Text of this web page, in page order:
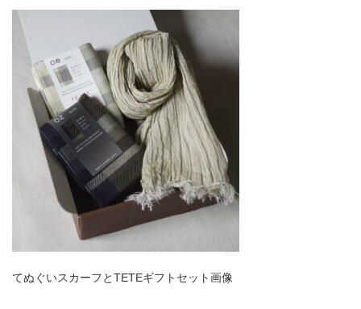
てぬぐいスカーフとTETEギフトセット画像